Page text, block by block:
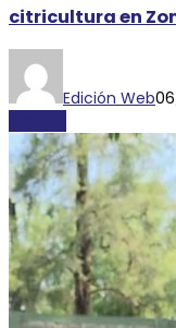
citricultura en
Edición Web